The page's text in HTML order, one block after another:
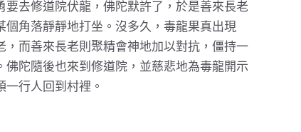
去修道院伏龍，佛陀默許了，於是善來長老
個角落靜靜地打坐。沒多久，毒龍果真出現
，而善來長老則聚精會神地加以對抗，僵持一
陀隨後也來到修道院，並慈悲地為毒龍開示
行人回到村裡。